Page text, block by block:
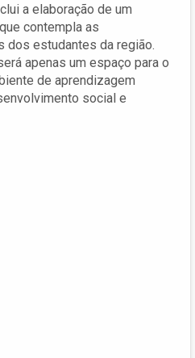
a elaboração de um
contempla as
dos estudantes da região.
apenas um espaço para o
de aprendizagem
social e